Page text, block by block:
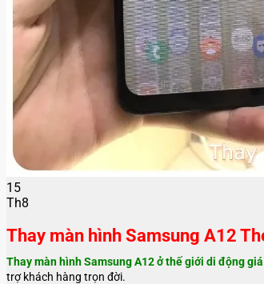
15
Th8
Thay màn hình Samsung A12
Thay màn hình Samsung A12 ở thế giới di động
trợ khách hàng trọn đời.